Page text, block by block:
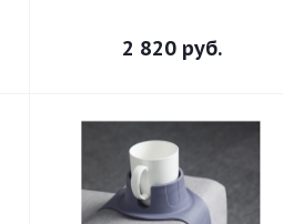
2 820руб.